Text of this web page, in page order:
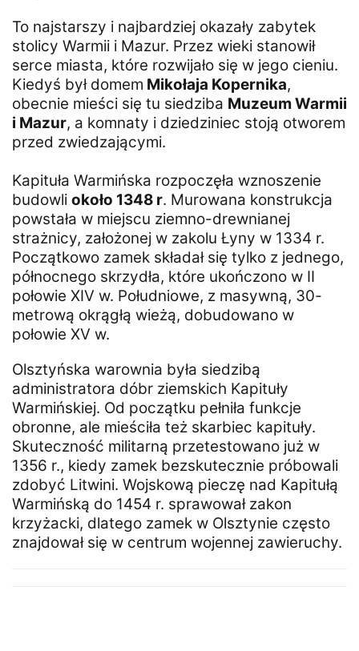
To najstarszy i najbardziej okazały zabytek
stolicy Warmii i Mazur. Przez wieki stanowił
serce miasta, które rozwijało się w jego cieniu.
Kiedyś był domem Mikołaja Kopernika,
obecnie mieści się tu siedziba Muzeum Warmii
i Mazur, a komnaty i dziedziniec stoją otworem
przed zwiedzającymi.
Kapituła Warmińska rozpoczęła wznoszenie
budowli około 1348 r. Murowana konstrukcja
powstała w miejscu ziemno-drewnianej
strażnicy, założonej w zakolu Łyny w 1334 r.
Początkowo zamek składał się tylko z jednego,
północnego skrzydła, które ukończono w II
połowie XIV w. Południowe, z masywną, 30-
metrową okrągłą wieżą, dobudowano w
połowie XV w.
Olsztyńska warownia była siedzibą
administratora dóbr ziemskich Kapituły
Warmińskiej. Od początku pełniła funkcje
obronne, ale mieściła też skarbiec kapituły.
Skuteczność militarną przetestowano już w
1356 r., kiedy zamek bezskutecznie próbowali
zdobyć Litwini. Wojskową pieczę nad Kapitułą
Warmińską do 1454 r. sprawował zakon
krzyżacki, dlatego zamek w Olsztynie często
znajdował się w centrum wojennej zawieruchy.